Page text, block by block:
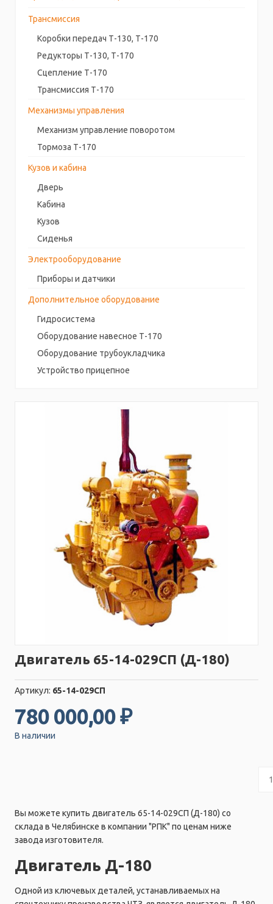
Трансмиссия
Коробки передач Т-130, Т-170
Редукторы Т-130, Т-170
Сцепление Т-170
Трансмиссия Т-170
Механизмы управления
Механизм управление поворотом
Тормоза Т-170
Кузов и кабина
Дверь
Кабина
Кузов
Сиденья
Электрооборудование
Приборы и датчики
Дополнительное оборудование
Гидросистема
Оборудование навесное Т-170
Оборудование трубоукладчика
Устройство прицепное
Двигатель 65-14-029СП (Д-180)
Артикул: 65-14-029СП
780 000,00 ₽
В наличии
Вы можете купить двигатель 65-14-029СП (Д-180) со
склада в Челябинске в компании "РПК" по ценам ниже
завода изготовителя.
Двигатель Д-180
Одной из ключевых деталей, устанавливаемых на